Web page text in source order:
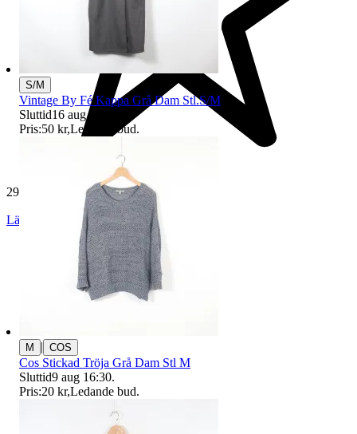
29 164 omdömen
Läs omdömen Följ
S/M
Vintage By Fé Kappa Grå Dam Stl.S/M
Sluttid16 aug 18:37
Pris:50 kr,Ledande bud.
M | COS
Cos Stickad Tröja Grå Dam Stl M
Sluttid9 aug 16:30.
Pris:20 kr,Ledande bud.